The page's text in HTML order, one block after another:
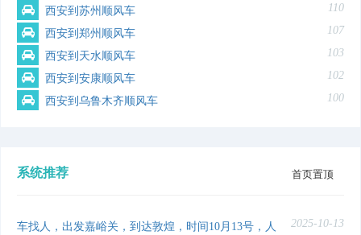
西安到苏州顺风车 110
西安到郑州顺风车 107
西安到天水顺风车 103
西安到安康顺风车 102
西安到乌鲁木齐顺风车 100
系统推荐 首页置顶
车找人，出发嘉峪关，到达敦煌，时间10月13号，人
2025-10-13